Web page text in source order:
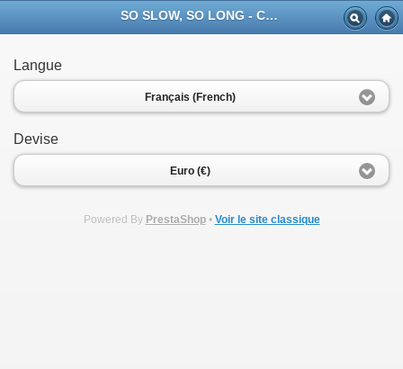
SO SLOW, SO LONG - Casa Musicale Eco
Langue
Français (French)
Devise
Euro (€)
Powered By PrestaShop• Voir le site classique